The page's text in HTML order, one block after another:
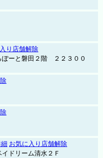
り店舗解除
ーと磐田２階 ２２３００
お気に入り店舗解除
ドリーム清水２Ｆ